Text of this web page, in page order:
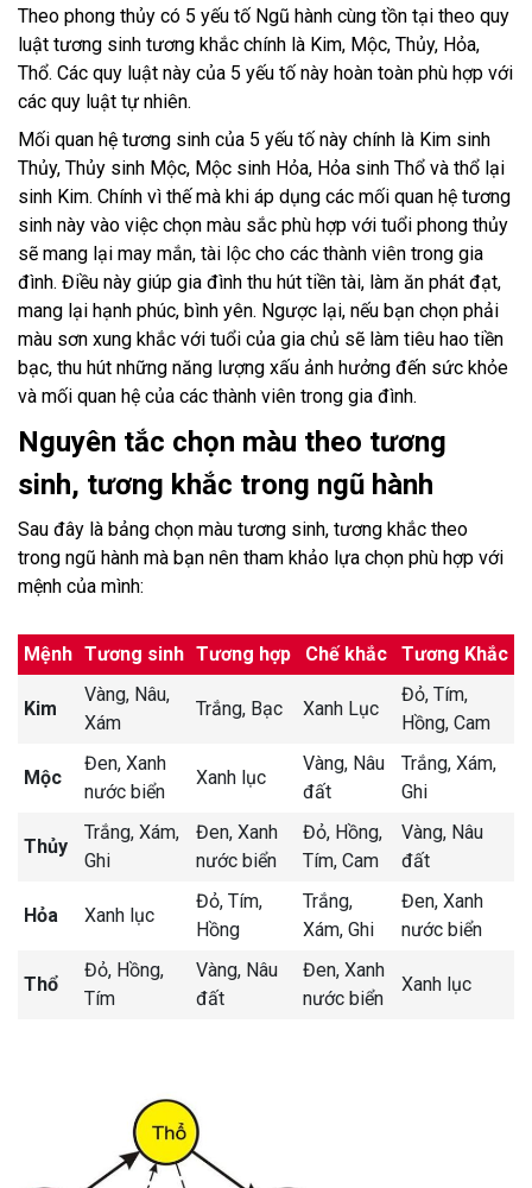
Theo phong thủy có 5 yếu tố Ngũ hành cùng tồn tại theo quy
luật tương sinh tương khắc chính là Kim, Mộc, Thủy, Hỏa,
Thổ. Các quy luật này của 5 yếu tố này hoàn toàn phù hợp với
các quy luật tự nhiên.
Mối quan hệ tương sinh của 5 yếu tố này chính là Kim sinh
Thủy, Thủy sinh Mộc, Mộc sinh Hỏa, Hỏa sinh Thổ và thổ lại
sinh Kim. Chính vì thế mà khi áp dụng các mối quan hệ tương
sinh này vào việc chọn màu sắc phù hợp với tuổi phong thủy
sẽ mang lại may mắn, tài lộc cho các thành viên trong gia
đình. Điều này giúp gia đình thu hút tiền tài, làm ăn phát đạt,
mang lại hạnh phúc, bình yên. Ngược lại, nếu bạn chọn phải
màu sơn xung khắc với tuổi của gia chủ sẽ làm tiêu hao tiền
bạc, thu hút những năng lượng xấu ảnh hưởng đến sức khỏe
và mối quan hệ của các thành viên trong gia đình.
Nguyên tắc chọn màu theo tương
sinh, tương khắc trong ngũ hành
Sau đây là bảng chọn màu tương sinh, tương khắc theo
trong ngũ hành mà bạn nên tham khảo lựa chọn phù hợp với
mệnh của mình:
Mệnh Tương sinh Tương hợp Chế khắc Tương Khắc
Kim
Vàng, Nâu,
Xám
Trắng, Bạc Xanh Lục
Đỏ, Tím,
Hồng, Cam
Mộc
Đen, Xanh
nước biển
Xanh lục
Vàng, Nâu
đất
Trắng, Xám,
Ghi
Thủy
Trắng, Xám,
Ghi
Đen, Xanh
nước biển
Đỏ, Hồng,
Tím, Cam
Vàng, Nâu
đất
Hỏa Xanh lục
Đỏ, Tím,
Hồng
Trắng,
Xám, Ghi
Đen, Xanh
nước biển
Thổ
Đỏ, Hồng,
Tím
Vàng, Nâu
đất
Đen, Xanh
nước biển
Xanh lục